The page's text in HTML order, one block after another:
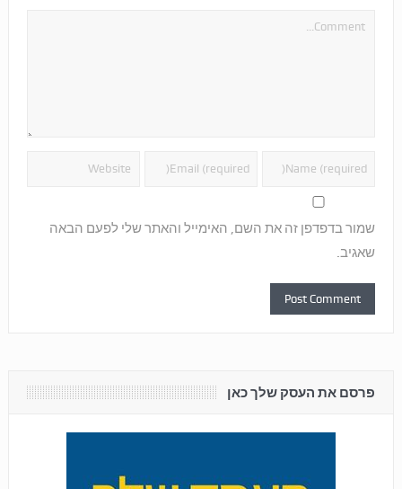
שמור בדפדפן זה את השם, האימייל והאתר שלי לפעם הבאה
שאגיב.
פרסם את העסק שלך כאן